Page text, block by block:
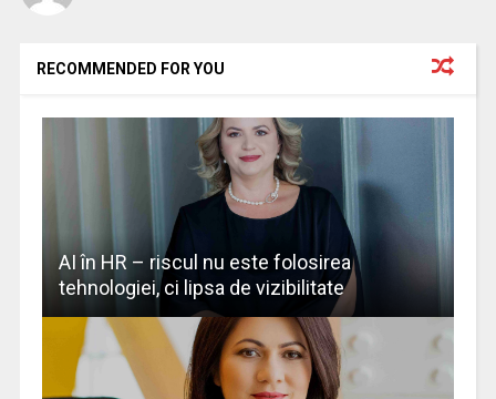
RECOMMENDED FOR YOU
AI în HR – riscul nu este folosirea
tehnologiei, ci lipsa de vizibilitate